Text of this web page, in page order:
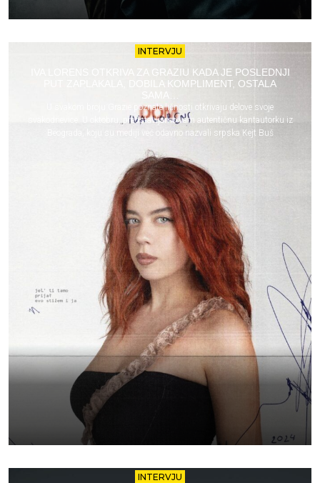
INTERVJU
IVA LORENS OTKRIVA ZA GRAZIU KADA JE POSLEDNJI
PUT ZAPLAKALA, DOBILA KOMPLIMENT, OSTALA
U svakom broju Grazie poznate ličnosti otkrivaju delove svoje
svakodnevice. U oktobru, predstavljamo vam autentičnu kantautorku iz
Beograda, koju su mediji već odavno nazvali srpska Kejt Buš
INTERVJU